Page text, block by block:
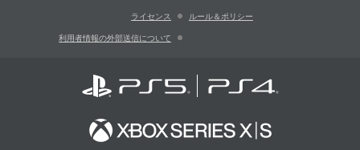
ライセンス ルール＆ポリシー
利用者情報の外部送信について